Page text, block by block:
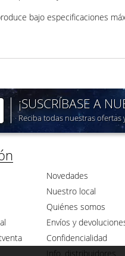
bajo especificaciones
¡SUSCRÍBASE A
Reciba todas nuestras
Novedades
Nuestro local
Quiénes somos
Envíos y
Confidencialidad
Info. distribuidores